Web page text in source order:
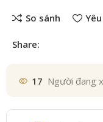
So sánh
Share:
17 Người đang